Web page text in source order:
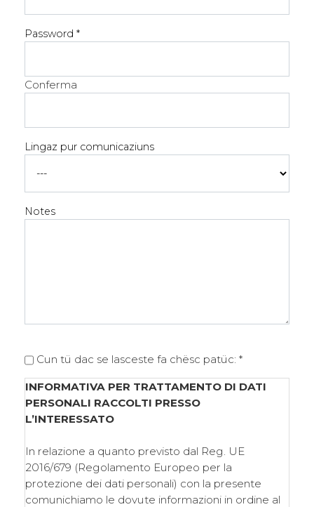
Password *
Conferma
Lingaz pur comunicaziuns
Notes
Cun tü dac se lasceste fa chësc patüc: *
INFORMATIVA PER TRATTAMENTO DI DATI
PERSONALI RACCOLTI PRESSO
L’INTERESSATO
In relazione a quanto previsto dal Reg. UE
2016/679 (Regolamento Europeo per la
protezione dei dati personali) con la presente
comunichiamo le dovute informazioni in ordine al